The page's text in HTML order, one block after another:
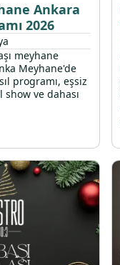
Ankara
2026
meyhane
Meyhane'de
programı, eşsiz
ve dahası